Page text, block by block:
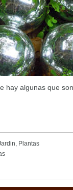
hay algunas que
, Plantas